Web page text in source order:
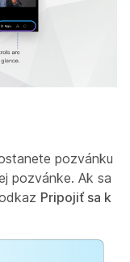
pozvánku
pozvánke. Ak sa
Pripojiť sa k